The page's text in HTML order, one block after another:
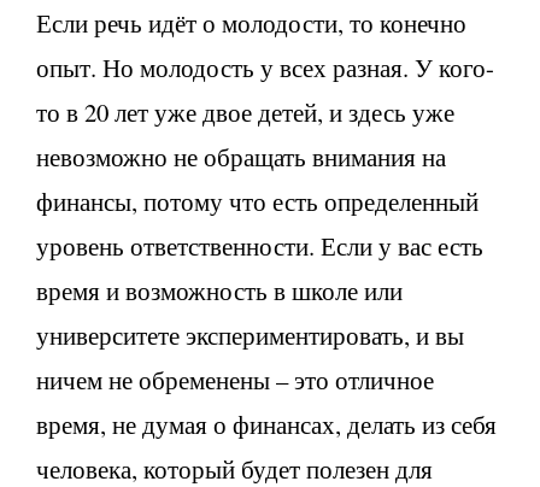
Если речь идёт о молодости, то конечно
опыт. Но молодость у всех разная. У кого-
то в 20 лет уже двое детей, и здесь уже
невозможно не обращать внимания на
финансы, потому что есть определенный
уровень ответственности. Если у вас есть
время и возможность в школе или
университете экспериментировать, и вы
ничем не обременены – это отличное
время, не думая о финансах, делать из себя
человека, который будет полезен для